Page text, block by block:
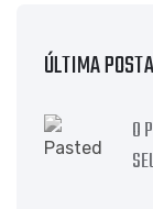
ÚLTIMA
O